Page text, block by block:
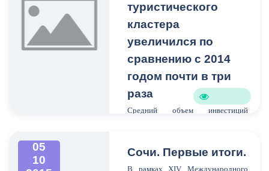
туристического
кластера
увеличился по
сравнению с 2014
годом почти в три
раза
Средний объем инвестиций
с 2014 годом почти в три раза со
05
10
Сочи. Первые итоги.
В рамках XIV Международного